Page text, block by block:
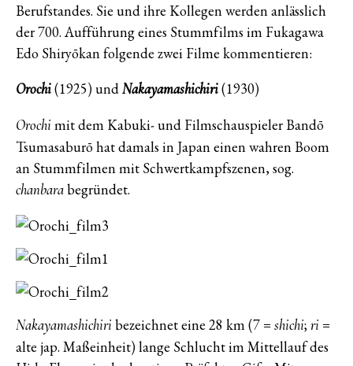
Berufstandes. Sie und ihre Kollegen werden anlässlich
der 700. Aufführung eines Stummfilms im Fukagawa
Edo Shiryōkan folgende zwei Filme kommentieren:
Orochi(1925) undNakayamashichiri(1930)
Orochi mit dem Kabuki- und Filmschauspieler Bandō
Tsumasaburō hat damals in Japan einen wahren Boom
an Stummfilmen mit Schwertkampfszenen, sog.
chanbarabegründet.
Nakayamashichiri bezeichnet eine 28 km (7 =shichi;ri =
alte jap. Maßeinheit) lange Schlucht im Mittellauf des